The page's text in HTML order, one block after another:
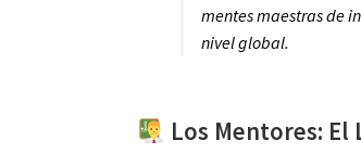
mentes maestras de
nivel global.
Los Mentores: El